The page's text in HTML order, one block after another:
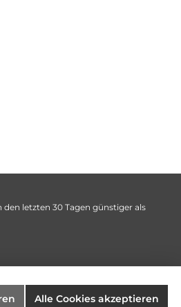
letzten 30 Tagen günstiger als
Alle Cookies akzeptieren